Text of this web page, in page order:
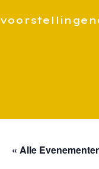
voorstellingen
« Alle